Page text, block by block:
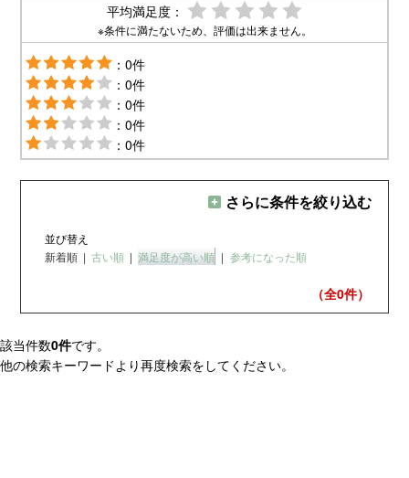
平均満足度：
※条件に満たないため、評価は出来ません。
：0件
：0件
：0件
：0件
：0件
さらに条件を絞り込む
並び替え
新着順 | 古い順 | 満足度が高い順 | 参考になった順
（全0件）
該当件数0件です。
他の検索キーワードより再度検索をしてください。